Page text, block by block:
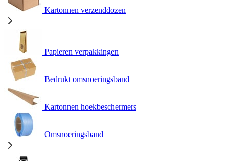
Kartonnen verzenddozen
Papieren verpakkingen
Bedrukt omsnoeringsband
Kartonnen hoekbeschermers
Omsnoeringsband